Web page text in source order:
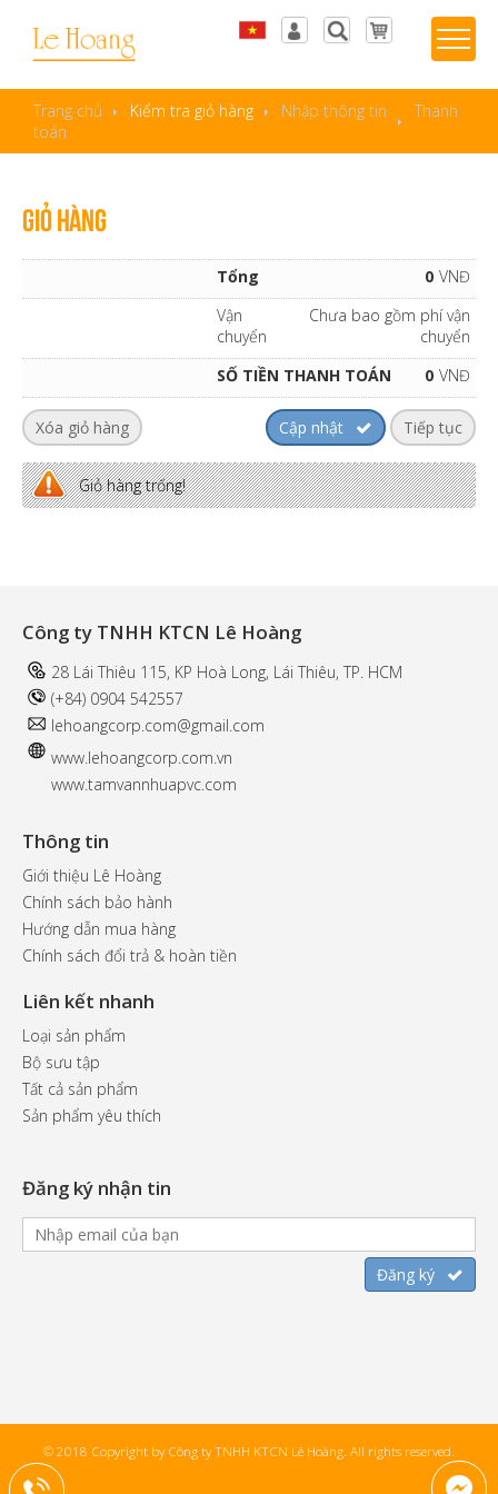
English Sản phẩm yêu thích
Trang chủ Kiểm tra giỏ hàng Nhập thông tin
Thanh
toán
Giỏ hàng
Tổng 0 VNĐ
Vận
chuyển
Chưa bao gồm phí vận
chuyển
SỐ TIỀN THANH TOÁN
0 VNĐ
Giỏ hàng trống!
Công ty TNHH KTCN Lê Hoàng
28 Lái Thiêu 115, KP Hoà Long, Lái Thiêu, TP. HCM
(+84) 0904 542557
lehoangcorp.com@gmail.com
www.lehoangcorp.com.vn
www.tamvannhuapvc.com
Thông tin
Giới thiệu Lê Hoàng
Chính sách bảo hành
Hướng dẫn mua hàng
Chính sách đổi trả & hoàn tiền
Liên kết nhanh
Loại sản phẩm
Bộ sưu tập
Tất cả sản phẩm
Sản phẩm yêu thích
Đăng ký nhận tin
© 2018 Copyright by Công ty TNHH KTCN Lê Hoàng. All rights reserved.
+84904542557